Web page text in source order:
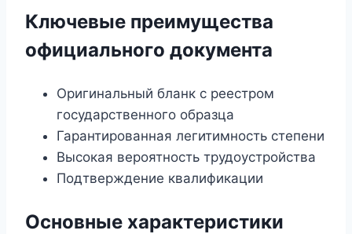
Ключевые преимущества
официального документа
Оригинальный бланк с реестром
государственного образца
Гарантированная легитимность степени
Высокая вероятность трудоустройства
Подтверждение квалификации
Основные характеристики